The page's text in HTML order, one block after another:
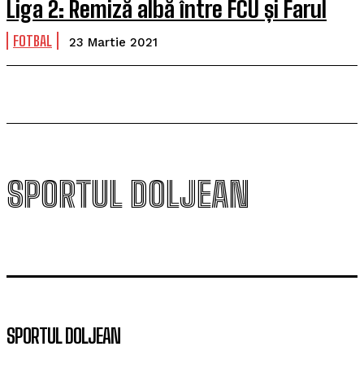
Liga 2: Remiză albă între FCU și Farul
FOTBAL 23 Martie 2021
SPORTUL DOLJEAN
SPORTUL DOLJEAN